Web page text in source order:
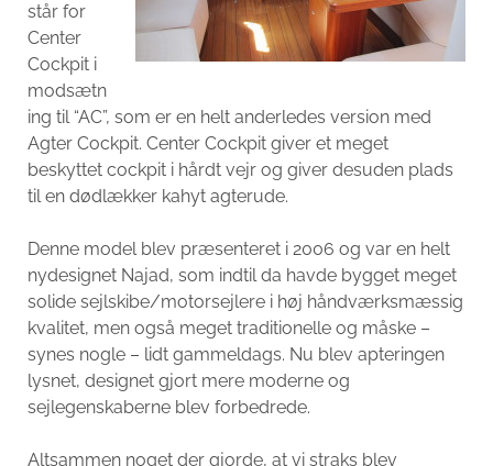
står for
Center
Cockpit i
modsætn
ing til “AC”, som er en helt anderledes version med
Agter Cockpit. Center Cockpit giver et meget
beskyttet cockpit i hårdt vejr og giver desuden plads
til en dødlækker kahyt agterude.
Denne model blev præsenteret i 2006 og var en helt
nydesignet Najad, som indtil da havde bygget meget
solide sejlskibe/motorsejlere i høj håndværksmæssig
kvalitet, men også meget traditionelle og måske –
synes nogle – lidt gammeldags. Nu blev apteringen
lysnet, designet gjort mere moderne og
sejlegenskaberne blev forbedrede.
Altsammen noget der gjorde, at vi straks blev